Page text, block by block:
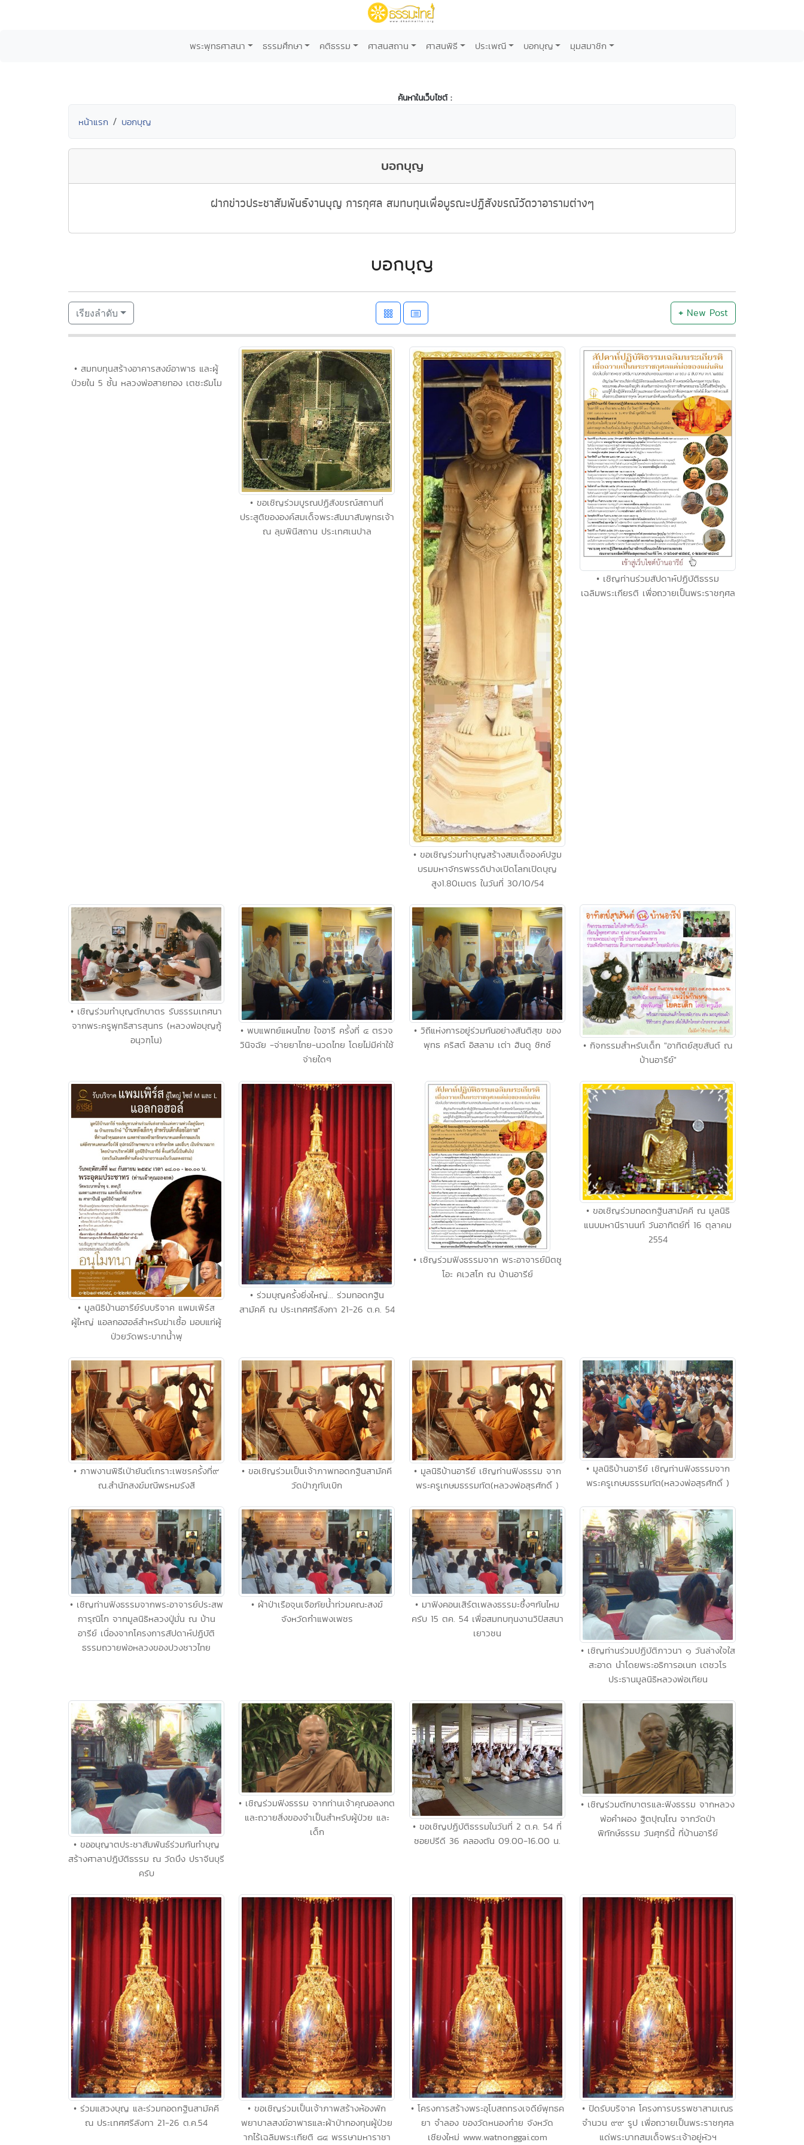
พระพุทธศาสนา ธรรมศึกษา คติธรรม ศาสนสถาน ศาสนพิธี ประเพณี บอกบุญ มุมสมาชิก
ค้นหาในเว็บไซต์ :
หน้าแรก บอกบุญ
บอกบุญ
ฝากข่าวประชาสัมพันธ์งานบุญ การกุศล สมทบทุนเพื่อบูรณะปฏิสังขรณ์วัดวาอารามต่างๆ
บอกบุญ
เรียงลำดับ + New Post
• สมทบทุนสร้างอาคารสงฆ์อาพาธ และผู้
ป่วยใน 5 ชั้น หลวงพ่อสายทอง เตชะธัมโม
• ขอเชิญร่วมบูรณปฏิสังขรณ์สถานที่
ประสูติขององค์สมเด็จพระสัมมาสัมพุทธเจ้า
ณ ลุมพินีสถาน ประเทศเนปาล
• ขอเชิญร่วมทำบุญสร้างสมเด็จองค์ปฐม
บรมมหาจักรพรรดิปางเปิดโลกเปิดบุญ
สูง1.80เมตร ในวันที่ 30/10/54
• เชิญท่านร่วมสัปดาห์ปฏิบัติธรรม
เฉลิมพระเกียรติ เพื่อถวายเป็นพระราชกุศล
• เชิญร่วมทำบุญตักบาตร รับธรรมเทศนา
จากพระครูพุทธิสารสุนทร (หลวงพ่อบุญกู้
อนุวฑฺโน)
• พบแพทย์แผนไทย ใจอารี ครั้งที่ ๔ ตรวจ
วินิจฉัย -จ่ายยาไทย-นวดไทย โดยไม่มีค่าใช้
จ่ายใดๆ
• วิถีแห่งการอยู่ร่วมกันอย่างสันติสุข ของ
พุทธ คริสต์ อิสลาม เต่า ฮินดู ซิกซ์
• กิจกรรมสำหรับเด็ก "อาทิตย์สุขสันต์ ณ
บ้านอารีย์"
• มูลนิธิบ้านอารีย์รับบริจาค แพมเพิร์ส
ผู้ใหญ่ แอลกอฮอล์สำหรับฆ่าเชื้อ มอบแก่ผู้
ป่วยวัดพระบาทน้ำพุ
• ร่วมบุญครั้งยิ่งใหญ่... ร่วมทอดกฐิน
สามัคคี ณ ประเทศศรีลังกา 21-26 ต.ค. 54
• เชิญร่วมฟังธรรมจาก พระอาจารย์มิตซู
โอะ คเวสโก ณ บ้านอารีย์
• ขอเชิญร่วมทอดกฐินสามัคคี ณ มูลนิธิ
แนบมหานีรานนท์ วันอาทิตย์ที่ 16 ตุลาคม
2554
• ภาพงานพิธีเป่ายันต์เกราะเพชรครั้งที่๙
ณ.สำนักสงฆ์มณีพรหมรังสี
• ขอเชิญร่วมเป็นเจ้าภาพทอดกฐินสามัคคี
วัดป่าภูทับเบิก
• มูลนิธิบ้านอารีย์ เชิญท่านฟังธรรม จาก
พระครูเกษมธรรมทัต(หลวงพ่อสุรศักดิ์ )
• มูลนิธิบ้านอารีย์ เชิญท่านฟังธรรมจาก
พระครูเกษมธรรมทัต(หลวงพ่อสุรศักดิ์ )
• เชิญท่านฟังธรรมจากพระอาจารย์ประสพ
การุณิโก จากมูลนิธิหลวงปู่มั่น ณ บ้าน
อารีย์ เนื่องจากโครงการสัปดาห์ปฏิบัติ
ธรรมถวายพ่อหลวงของปวงชาวไทย
• ผ้าป่าเรือจุนเจือภัยน้ำท่วมคณะสงฆ์
จังหวัดกำแพงเพชร
• มาฟังคอนเสิร์ตเพลงธรรมะซึ้งๆกันไหม
ครับ 15 ตค. 54 เพื่อสมทบทุนงานวิปัสสนา
เยาวชน
• เชิญท่านร่วมปฏิบัติภาวนา ๑ วันล่างใจใส
สะอาด นำโดยพระอธิการอเนก เตชวโร
ประธานมูลนิธิหลวงพ่อเทียน
• ขออนุญาตประชาสัมพันธ์ร่วมกันทำบุญ
สร้างศาลาปฎิบัติธรรม ณ วัดบึง ปราจีนบุรี
ครับ
• เชิญร่วมฟังธรรม จากท่านเจ้าคุณอลงกต
และถวายสิ่งของจำเป็นสำหรับผู้ป่วย และ
เด็ก
• ขอเชิญปฏิบัติธรรมในวันที่ 2 ต.ค. 54 ที่
ซอยปรีดี 36 คลองตัน 09.00-16.00 น.
• เชิญร่วมตักบาตรและฟังธรรม จากหลวง
พ่อคำผอง ฐิตปุณฺโณ จากวัดป่า
พิทักษ์ธรรม วันศุกร์นี้ ที่บ้านอารีย์
• ร่วมแสวงบุญ และร่วมทอดกฐินสามัคคี
ณ ประเทศศรีลังกา 21-26 ต.ค.54
• ขอเชิญร่วมเป็นเจ้าภาพสร้างห้องพัก
พยาบาลสงฆ์อาพาธและผ้าป่ากองทุนผู้ป่วย
ากไร้เฉลิมพระเกียติ ๘๔ พรรษามหาราชา
• โครงการสร้างพระอุโบสถทรงเจดีย์พุทธค
ยา จำลอง ของวัดหนองก๋าย จังหวัด
เชียงใหม่ www.watnonggai.com
• ปิดรับบริจาค โครงการบรรพชาสามเณร
จำนวน ๙๙ รูป เพื่อถวายเป็นพระราชกุศล
แด่พระบาทสมเด็จพระเจ้าอยู่หัวฯ